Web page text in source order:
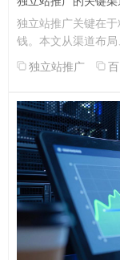
独立站推广关键在
钱。本文从渠道布局
独立站推广